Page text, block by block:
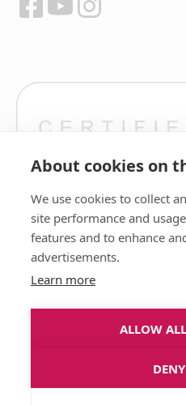
About cookies on
We use cookies to collect
site performance and
features and to enhance
advertisements.
Learn more
ALLOW